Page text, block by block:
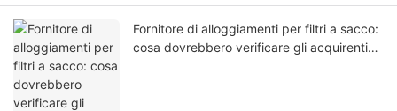
Fornitore di alloggiamenti per filtri a sacco:
cosa dovrebbero verificare gli acquirenti